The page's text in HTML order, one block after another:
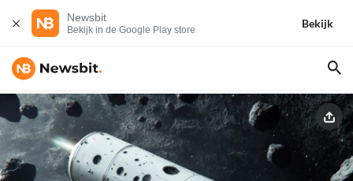
Newsbit
Bekijk in de Google Play store
Bekijk